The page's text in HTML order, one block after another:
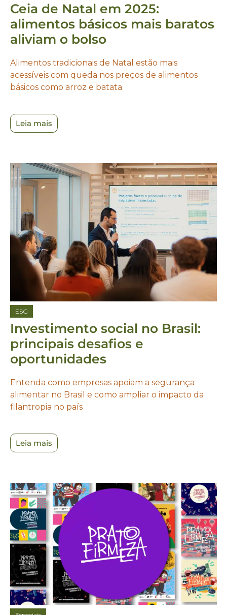
Ceia de Natal em 2025:
alimentos básicos mais baratos
aliviam o bolso
Alimentos tradicionais de Natal estão mais
acessíveis com queda nos preços de alimentos
básicos como arroz e batata
Leia mais
ESG
Investimento social no Brasil:
principais desafios e
oportunidades
Entenda como empresas apoiam a segurança
alimentar no Brasil e como ampliar o impacto da
filantropia no país
Leia mais